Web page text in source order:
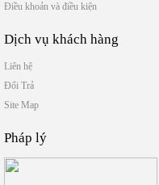
Điều khoản và điều kiện
Dịch vụ khách hàng
Liên hệ
Đổi Trả
Site Map
Pháp lý